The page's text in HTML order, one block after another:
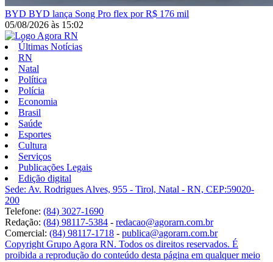
BYD BYD lança Song Pro flex por R$ 176 mil
05/08/2026 às 15:02
Últimas Notícias
RN
Natal
Política
Polícia
Economia
Brasil
Saúde
Esportes
Cultura
Serviços
Publicações Legais
Edição digital
Sede: Av. Rodrigues Alves, 955 - Tirol, Natal - RN, CEP:59020-
200
Telefone: (84) 3027-1690
Redação: (84) 98117-5384 - redacao@agorarn.com.br
Comercial: (84) 98117-1718 - publica@agorarn.com.br
Copyright Grupo Agora RN. Todos os direitos reservados. É
proibida a reprodução do conteúdo desta página em qualquer meio